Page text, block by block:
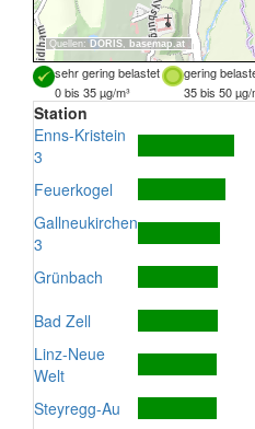
Quellen: DORIS, basemap.at
sehr gering belastet gering
0 bis 35 µg/m³
35 bis 50 µg/
Station
Enns-Kristein
3
Feuerkogel
Gallneukirchen
3
Grünbach
Bad Zell
Linz-Neue
Welt
Steyregg-Au